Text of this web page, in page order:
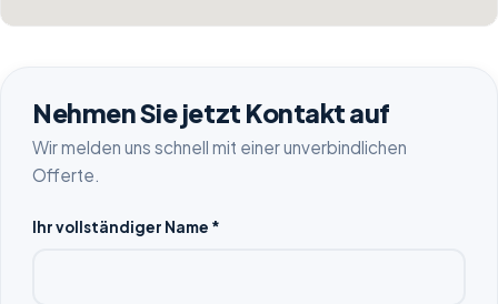
Nehmen Sie jetzt Kontakt auf
Wir melden uns schnell mit einer unverbindlichen
Offerte.
Ihr vollständiger Name *